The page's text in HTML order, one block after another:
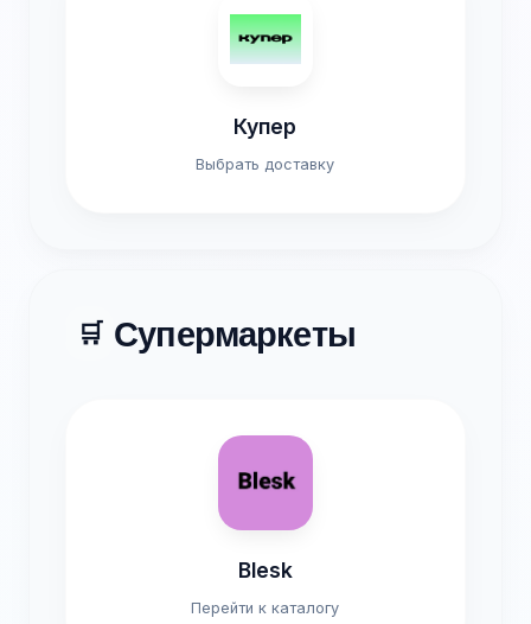
Купер
Выбрать доставку
🛒 Супермаркеты
Blesk
Перейти к каталогу